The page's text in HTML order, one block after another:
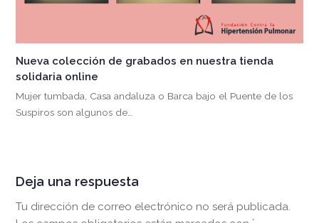
Nueva colección de grabados en nuestra tienda
solidaria online
Mujer tumbada, Casa andaluza o Barca bajo el Puente de los
Suspiros son algunos de…
Deja una respuesta
Tu dirección de correo electrónico no será publicada.